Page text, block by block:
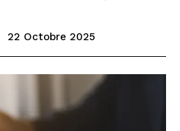
22 Octobre 2025